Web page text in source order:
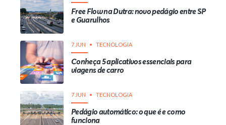
Free Flow na Dutra: novo pedágio entre SP
e Guarulhos
7 JUN TECNOLOGIA
Conheça 5 aplicativos essenciais para
viagens de carro
7 JUN TECNOLOGIA
Pedágio automático: o que é e como
funciona